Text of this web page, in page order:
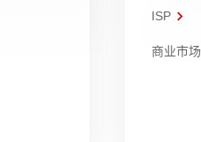
ISP
商业市场